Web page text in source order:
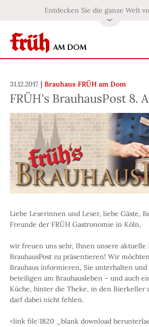
Entdecken Sie die ganze Welt
31.12.2017 | Brauhaus FRÜH am Dom
FRÜH's BrauhausPost 8.
Liebe Leserinnen und Leser, liebe Gäste,
Freunde der FRÜH Gastronomie in Köln,
wir freuen uns sehr, Ihnen unsere aktuelle
BrauhausPost zu präsentieren! Wir
Brauhaus informieren, Sie unterhalten
beteiligen am Brauhausleben – und auch
Küche, hinter die Theke, in den Bierkeller
darf dabei nicht fehlen.
<link file:1820 _blank download